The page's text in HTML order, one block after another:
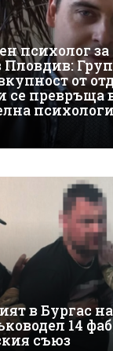
психолог за
Пловдив:
от
се превръща
в Бургас
14
съюз